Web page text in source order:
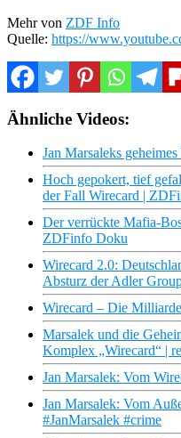
Mehr von ZDF Info
Quelle: https://
Ähnliche Videos:
Jan Marsaleks
Hoch gepokert, tief
der Fall Wirecard |
Der verrückte Mafia-
ZDFinfo Doku
Wirecard 2.0:
Absturz der Adler
Wirecard – Die
Marsalek und die
Komplex „Wirecard“ |
Jan Marsalek: Vom
Jan Marsalek: Vom
#JanMarsalek #crime